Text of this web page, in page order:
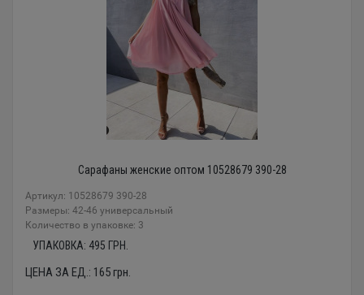
Сарафаны женские оптом 10528679 390-28
Артикул: 10528679 390-28
Размеры: 42-46 универсальный
Количество в упаковке: 3
УПАКОВКА: 495 ГРН.
ЦЕНА ЗА ЕД.: 165грн.